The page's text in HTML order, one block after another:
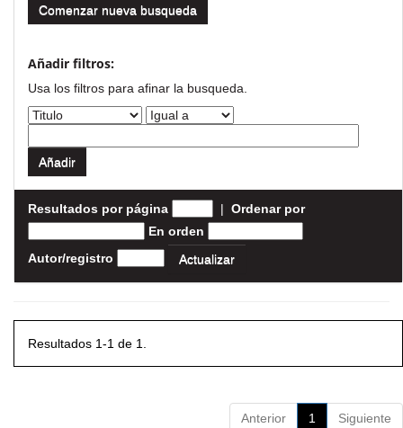
Comenzar nueva busqueda
Añadir filtros:
Usa los filtros para afinar la busqueda.
Resultados por página | Ordenar por
En orden
Autor/registro
Resultados 1-1 de 1.
Anterior 1 Siguiente